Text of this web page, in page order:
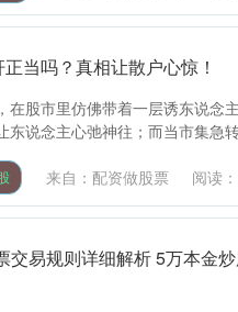
当吗？真相让散户心惊！
在股市里仿佛带着一层诱东说念
东说念主心弛神往；而当市集急
来自：配资做股票 阅读：
交易规则详细解析 5万本金